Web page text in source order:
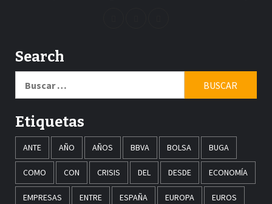
Search
Etiquetas
ANTE AÑO AÑOS BBVA BOLSA BUGA
COMO CON CRISIS DEL DESDE ECONOMÍA
EMPRESAS ENTRE ESPAÑA EUROPA EUROS